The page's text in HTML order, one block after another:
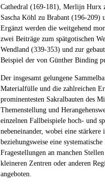
Cathedral (169-181), Merlijn Hurx
Sascha Köhl zu Brabant (196-209)
Ergänzt werden die weitgehend
zwei Beiträge zum spätgotischen
Wendland (339-353) und zur
Beispiel der von Günther Binding
Der insgesamt gelungene
Materialfülle und die zahlreichen
prominentesten Sakralbauten des
Themenstellung und
einzelnen Fallbeispiele hoch- und
nebeneinander, wobei eine
beziehungsweise eine
Fragestellungen an manchen
kleineren Zentren oder anderen
angeboten.